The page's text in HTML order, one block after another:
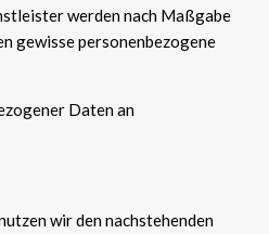
werden nach Maßgabe
gewisse personenbezogene
Daten an
wir den nachstehenden